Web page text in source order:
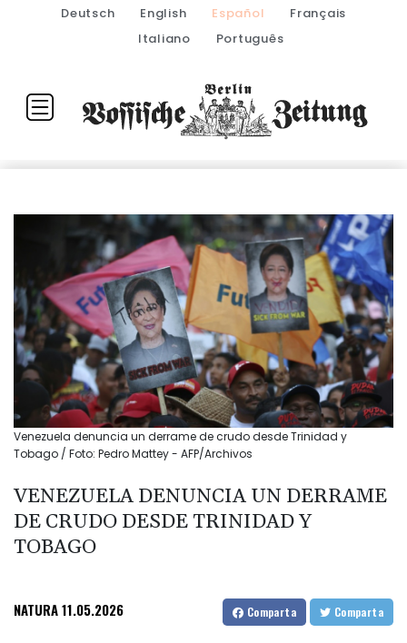
Deutsch English Español
Français
Italiano
Português
Venezuela denuncia un derrame de crudo desde Trinidad y
Tobago / Foto: Pedro Mattey - AFP/Archivos
VENEZUELA DENUNCIA UN DERRAME
DE CRUDO DESDE TRINIDAD Y
TOBAGO
NATURA11.05.2026 Comparta Comparta